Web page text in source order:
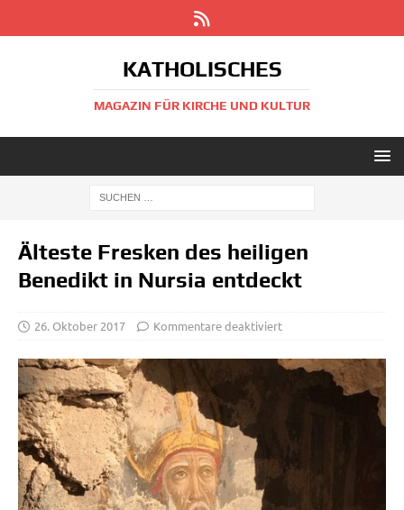
KATHOLISCHES
MAGAZIN FÜR KIRCHE UND KULTUR
Älteste Fresken des heiligen
Benedikt in Nursia entdeckt
26. Oktober 2017 Kommentare deaktiviert